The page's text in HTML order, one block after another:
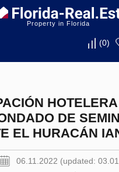
Property in Florida
(0)
DE
EL HURACÁN
06.11.2022 (updated: